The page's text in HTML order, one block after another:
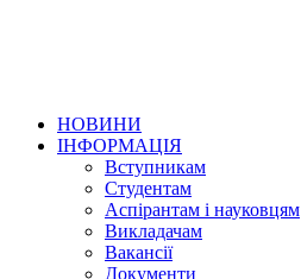
НОВИНИ
ІНФОРМАЦІЯ
Вступникам
Студентам
Аспірантам і науковцям
Викладачам
Вакансії
Документи